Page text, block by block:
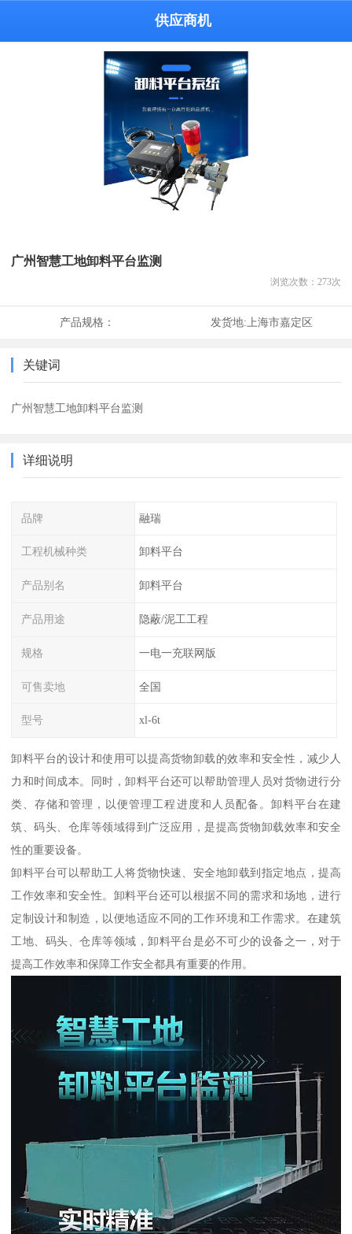
供应商机
广州智慧工地卸料平台监测
浏览次数： 273次
产品规格： 发货地:上海市嘉定区
关键词
广州智慧工地卸料平台监测
详细说明
品牌 融瑞
工程机械种类 卸料平台
产品别名 卸料平台
产品用途 隐蔽/泥工工程
规格 一电一充联网版
可售卖地 全国
型号 xl-6t
卸料平台的设计和使用可以提高货物卸载的效率和安全性，减少人
力和时间成本。同时，卸料平台还可以帮助管理人员对货物进行分
类、存储和管理，以便管理工程进度和人员配备。卸料平台在建
筑、码头、仓库等领域得到广泛应用，是提高货物卸载效率和安全
性的重要设备。
卸料平台可以帮助工人将货物快速、安全地卸载到指定地点，提高
工作效率和安全性。卸料平台还可以根据不同的需求和场地，进行
定制设计和制造，以便地适应不同的工作环境和工作需求。在建筑
工地、码头、仓库等领域，卸料平台是必不可少的设备之一，对于
提高工作效率和保障工作安全都具有重要的作用。